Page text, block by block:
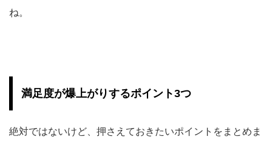
ね。
満足度が爆上がりするポイント3つ
絶対ではないけど、押さえておきたいポイントをまとめま